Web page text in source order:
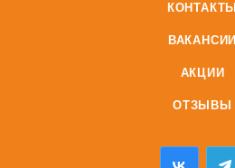
КОНТАКТЫ
ВАКАНСИИ
АКЦИИ
ОТЗЫВЫ